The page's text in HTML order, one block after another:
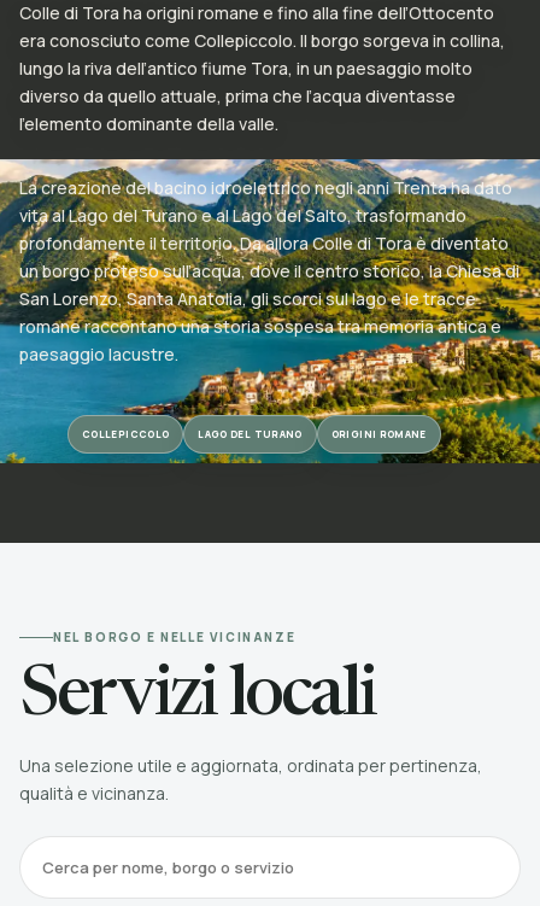
Colle di Tora ha origini romane e fino alla fine dell’Ottocento
era conosciuto come Collepiccolo. Il borgo sorgeva in collina,
lungo la riva dell’antico fiume Tora, in un paesaggio molto
diverso da quello attuale, prima che l’acqua diventasse
l’elemento dominante della valle.
La creazione del bacino idroelettrico negli anni Trenta ha dato
vita al Lago del Turano e al Lago del Salto, trasformando
profondamente il territorio. Da allora Colle di Tora è diventato
un borgo proteso sull’acqua, dove il centro storico, la Chiesa di
San Lorenzo, Santa Anatolia, gli scorci sul lago e le tracce
romane raccontano una storia sospesa tra memoria antica e
paesaggio lacustre.
COLLEPICCOLO LAGO DEL TURANO ORIGINI ROMANE
NEL BORGO E NELLE VICINANZE
Servizi locali
Una selezione utile e aggiornata, ordinata per pertinenza,
qualità e vicinanza.
Cerca